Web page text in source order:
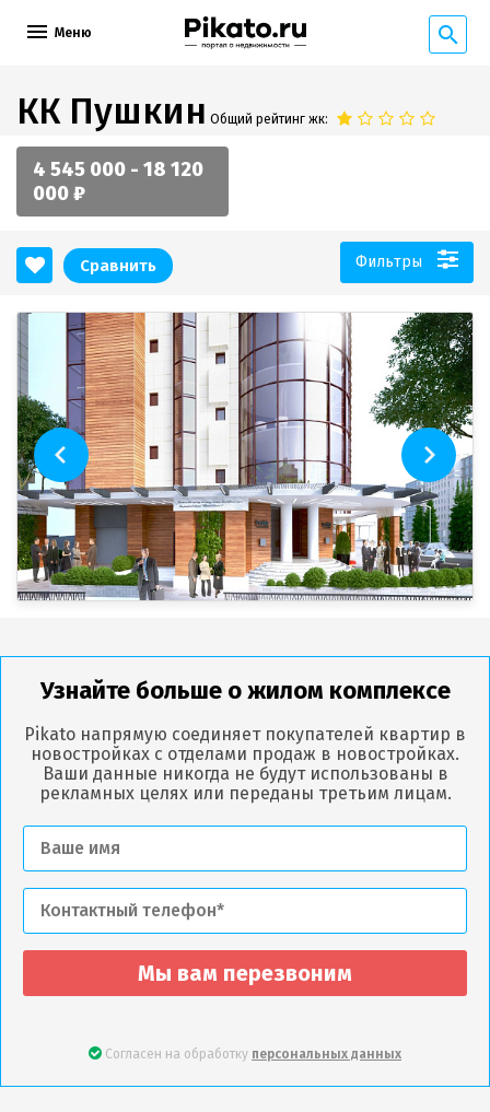
Меню
КК Пушкин Общий рейтинг жк:
4 545 000 - 18 120
000 ₽
Сравнить Фильтры
Узнайте больше о жилом комплексе
Pikato напрямую соединяет покупателей квартир в
новостройках с отделами продаж в новостройках.
Ваши данные никогда не будут использованы в
рекламных целях или переданы третьим лицам.
Мы вам перезвоним
Согласен на обработку персональных данных